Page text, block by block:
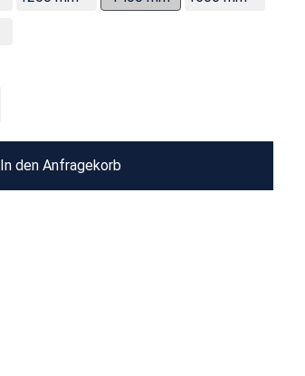
In den Anfragekorb